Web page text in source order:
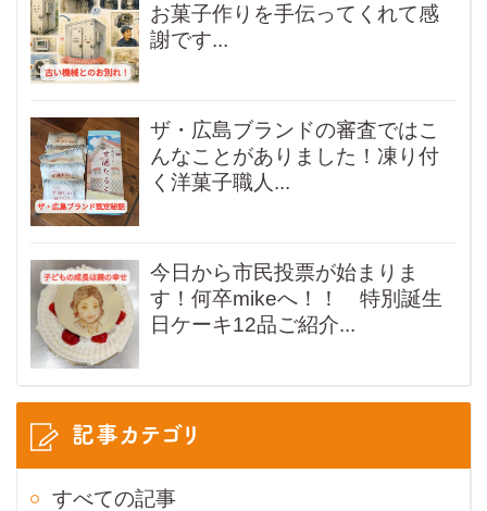
お菓子作りを手伝ってくれて感
謝です...
ザ・広島ブランドの審査ではこ
んなことがありました！凍り付
く洋菓子職人...
今日から市民投票が始まりま
す！何卒mikeへ！！ 特別誕生
日ケーキ12品ご紹介...
記事カテゴリ
すべての記事